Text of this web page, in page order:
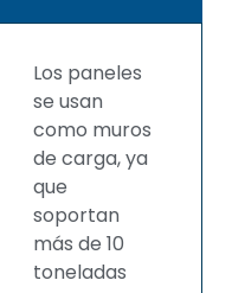
Los paneles
se usan
como muros
de carga, ya
que
soportan
más de 10
toneladas